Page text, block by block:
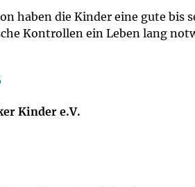
haben die Kinder eine gute bis
Kontrollen ein Leben lang
Kinder e.V.